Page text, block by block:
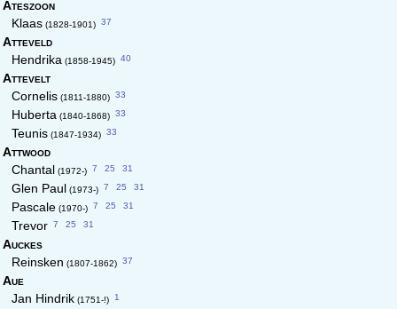
Ateszoon
Klaas (1828-1901) 37
Atteveld
Hendrika (1858-1945) 40
Attevelt
Cornelis (1811-1880) 33
Huberta (1840-1868) 33
Teunis (1847-1934) 33
Attwood
Chantal (1972-) 7 25 31
Glen Paul (1973-) 7 25 31
Pascale (1970-) 7 25 31
Trevor 7 25 31
Auckes
Reinsken (1807-1862) 37
Aue
Jan Hindrik (1751-!) 1